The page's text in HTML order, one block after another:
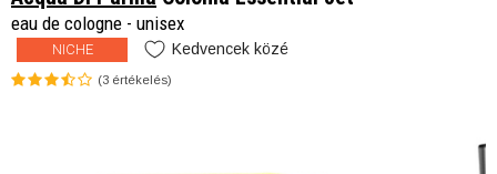
eau de cologne - unisex
NICHE Kedvencek közé
(3 értékelés)